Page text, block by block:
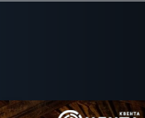
Для взрослых